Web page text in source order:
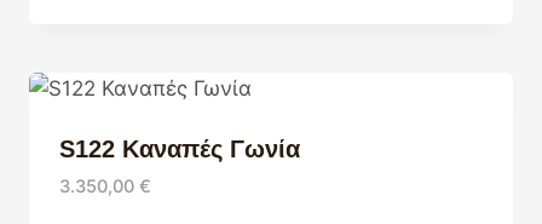
S122 Καναπές Γωνία
3.350,00 €